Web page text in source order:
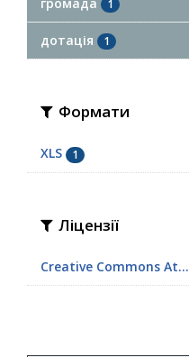
1
дотація 1
Формати
XLS 1
Ліцензії
Creative Commons At...